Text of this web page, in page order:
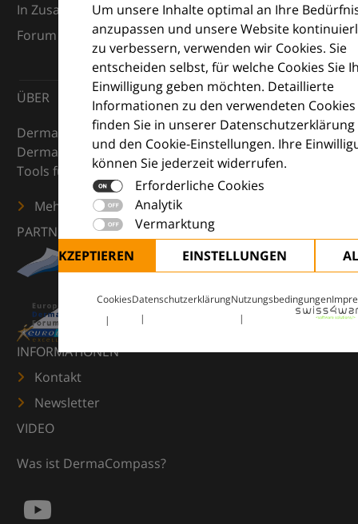
Um unsere Inhalte optimal an Ihre
anzupassen und unsere Website
zu verbessern, verwenden wir Cookies. Sie
entscheiden selbst, für welche Cookies Sie
Einwilligung geben möchten. Detaillierte
Informationen zu den verwendeten Cookies
finden Sie in unserer Datenschutzerklärung
und den Cookie-Einstellungen. Ihre
können Sie jederzeit widerrufen.
Erforderliche Cookies
Analytik
Vermarktung
ALLE AKZEPTIEREN
EINSTELLUNGEN
CookiesDatenschutzerklärungNutzungsbedingungen
In Zusammenarbeit mit dem European Dermatology
Forum (EDF) und Euroderm Excellence
ÜBER
DermaCompass ist Ihr digitaler Kompass für die
Dermatologie – mit Wissen, Bildern und praktischen
Tools für den klinischen Alltag.
Mehr erfahren
PARTNER
INFORMATIONEN
Kontakt
Newsletter
VIDEO
Was ist DermaCompass?